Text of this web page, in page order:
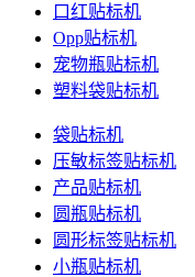
口红贴标机
Opp贴标机
宠物瓶贴标机
塑料袋贴标机
袋贴标机
压敏标签贴标机
产品贴标机
圆瓶贴标机
圆形标签贴标机
小瓶贴标机